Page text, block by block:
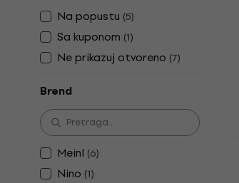
Na popustu (5)
Sa kuponom (1)
Ne prikazuj otvoreno (7)
Brend
Meinl (6)
Nino (1)